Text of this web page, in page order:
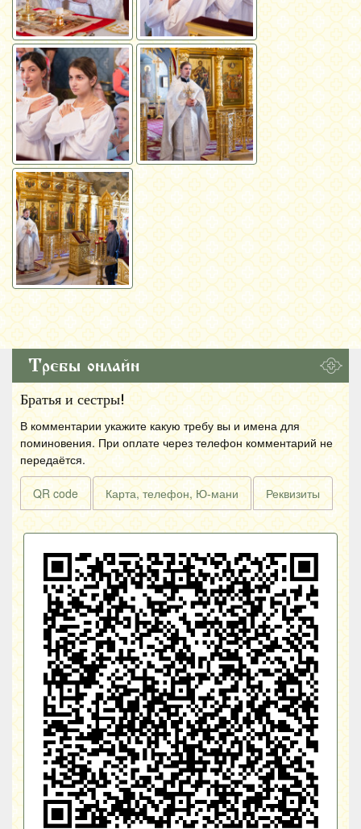
Требы онлайн
Братья и сестры!
В комментарии укажите какую требу вы и имена для
поминовения. При оплате через телефон комментарий не
передаётся.
QR code Карта, телефон, Ю-мани Реквизиты